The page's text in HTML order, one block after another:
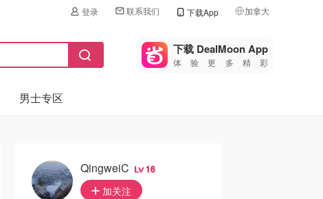
登录 联系我们 下载App 加拿大
🇺🇸
美国
🇨🇳中国
下载 DealMoon App
体验更多精彩
男士专区
QingweiC 16
加关注